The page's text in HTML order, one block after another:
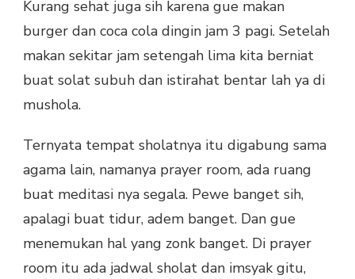
Kurang sehat juga sih karena gue makan
burger dan coca cola dingin jam 3 pagi. Setelah
makan sekitar jam setengah lima kita berniat
buat solat subuh dan istirahat bentar lah ya di
mushola.
Ternyata tempat sholatnya itu digabung sama
agama lain, namanya prayer room, ada ruang
buat meditasi nya segala. Pewe banget sih,
apalagi buat tidur, adem banget. Dan gue
menemukan hal yang zonk banget. Di prayer
room itu ada jadwal sholat dan imsyak gitu,